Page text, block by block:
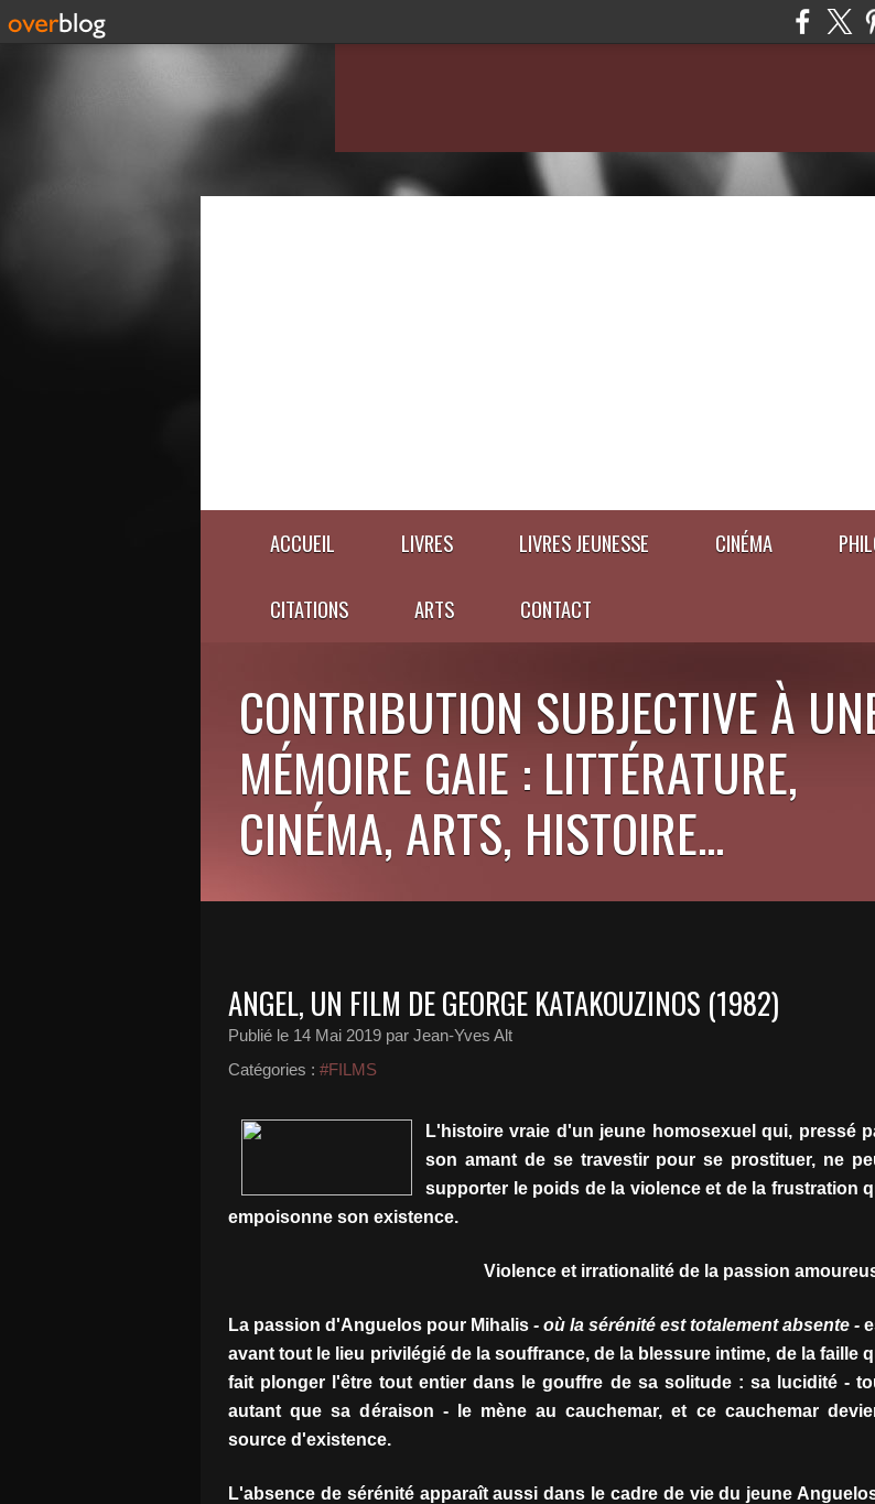
ACCUEIL LIVRES LIVRES JEUNESSE CINÉMA
CITATIONS ARTS CONTACT
CONTRIBUTION SUBJECTIVE À
MÉMOIRE GAIE : LITTÉRATURE,
CINÉMA, ARTS, HISTOIRE...
ANGEL, UN FILM DE GEORGE KATAKOUZINOS (1982)
Publié le 14 Mai 2019 par Jean-Yves Alt
Catégories : #FILMS
L'histoire vraie d'un jeune homosexuel qui, pressé
son amant de se travestir pour se prostituer, ne
supporter le poids de la violence et de la frustration
empoisonne son existence.
Violence et irrationalité de la passion
La passion d'Anguelos pour Mihalis - où la sérénité est totalement absente -
avant tout le lieu privilégié de la souffrance, de la blessure intime, de la faille
fait plonger l'être tout entier dans le gouffre de sa solitude : sa lucidité -
autant que sa déraison - le mène au cauchemar, et ce cauchemar
source d'existence.
L'absence de sérénité apparaît aussi dans le cadre de vie du jeune